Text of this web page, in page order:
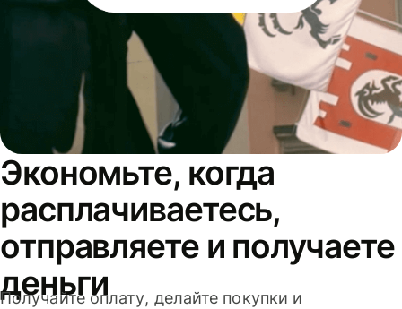
Экономьте, когда
расплачиваетесь,
отправляете и получаете
деньги
Получайте оплату, делайте покупки и